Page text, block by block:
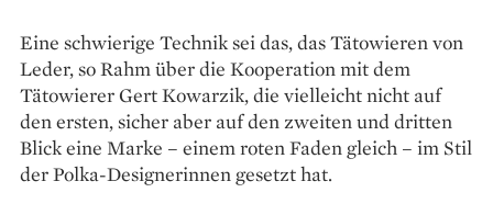
Eine schwierige Technik sei das, das Tätowieren von
­Leder, so Rahm über die Kooperation mit dem
Tätowierer Gert Kowarzik, die vielleicht nicht auf
den ersten, ­sicher aber auf den zweiten und ­dritten
Blick eine Marke – einem ­roten ­Faden gleich – im Stil
der Polka-­Designerinnen gesetzt hat.